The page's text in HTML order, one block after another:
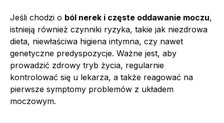
Jeśli chodzi o ból nerek i częste oddawanie moczu,
istnieją również czynniki ryzyka, takie jak niezdrowa
dieta, niewłaściwa higiena intymna, czy nawet
genetyczne predyspozycje. Ważne jest, aby
prowadzić zdrowy tryb życia, regularnie
kontrolować się u lekarza, a także reagować na
pierwsze symptomy problemów z układem
moczowym.